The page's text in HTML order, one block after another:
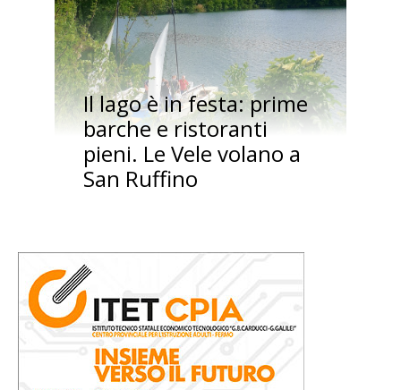
Il lago è in festa: prime
barche e ristoranti
pieni. Le Vele volano a
San Ruffino